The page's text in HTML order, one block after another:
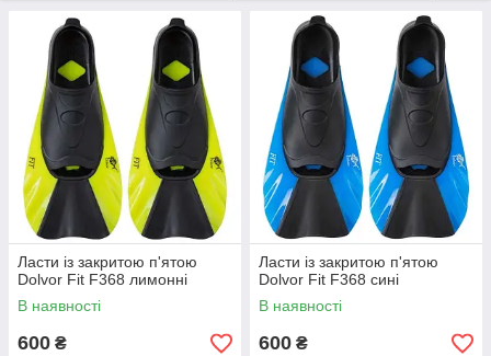
Ласти із закритою п'ятою
Dolvor Fit F368 лимонні
В наявності
600 ₴
Ласти із закритою п'ятою
Dolvor Fit F368 сині
В наявності
600 ₴